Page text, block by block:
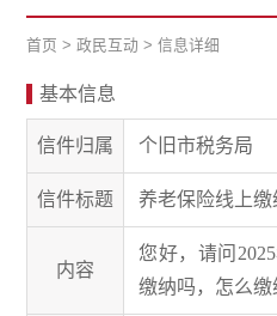
首页 >政民互动 >信息详细
基本信息
信件归属 个旧市税务局
信件标题 养老保险线上缴
内容
您好，请问
缴纳吗，怎么缴